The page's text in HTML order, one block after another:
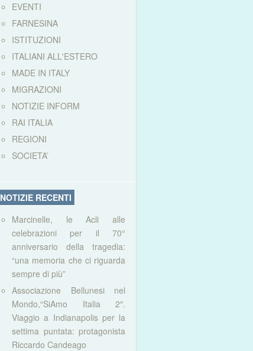
EVENTI
FARNESINA
ISTITUZIONI
ITALIANI ALL'ESTERO
MADE IN ITALY
MIGRAZIONI
NOTIZIE INFORM
RAI ITALIA
REGIONI
SOCIETA’
NOTIZIE RECENTI
Marcinelle, le Acli alle
celebrazioni per il 70°
anniversario della tragedia:
“una memoria che ci riguarda
sempre di più”
Associazione Bellunesi nel
Mondo,“SiAmo Italia 2″.
Viaggio a Indianapolis per la
settima puntata: protagonista
Riccardo Candeago